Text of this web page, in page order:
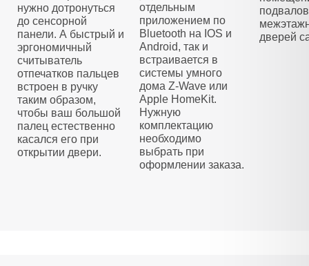
нужно дотронуться
до сенсорной
панели. А быстрый и
эргономичный
считыватель
отпечатков пальцев
встроен в ручку
таким образом,
чтобы ваш большой
палец естественно
касался его при
открытии двери.
отдельным
приложением по
Bluetooth на IOS и
Android, так и
встраивается в
системы умного
дома Z-Wave или
Apple HomeKit.
Нужную
комплектацию
необходимо
выбрать при
оформлении заказа.
дверей